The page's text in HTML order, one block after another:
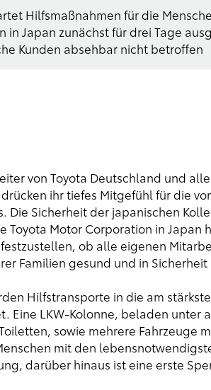
Hilfsmaßnahmen für die
in Japan zunächst für drei Tage
Kunden absehbar nicht betroffen
von Toyota Deutschland und
ihr tiefes Mitgefühl für die
Die Sicherheit der japanischen
Toyota Motor Corporation in Japan
ob alle eigenen
Familien gesund und in Sicherheit
Hilfstransporte in die am
Eine LKW-Kolonne, beladen unter
sowie mehrere Fahrzeuge
mit den
darüber hinaus ist eine erste